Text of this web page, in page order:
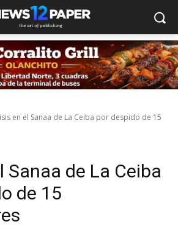
en el Sanaa de La Ceiba por despido de 15
Sanaa de La Ceiba
de 15